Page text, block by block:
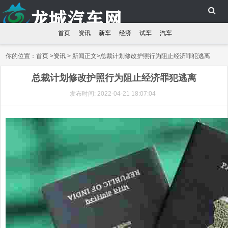
首页 资讯 新车 经济 试车 汽车
你的位置：首页 >资讯 > 新闻正文>总裁计划修改护照行为阻止经济罪犯逃离
总裁计划修改护照行为阻止经济罪犯逃离
发布时间: 2022-04-21 18:07:04